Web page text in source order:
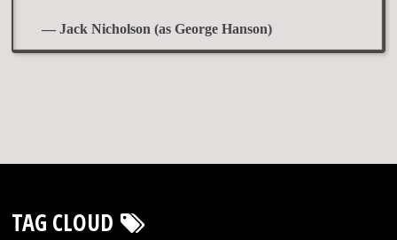
— Jack Nicholson (as George Hanson)
TAG CLOUD